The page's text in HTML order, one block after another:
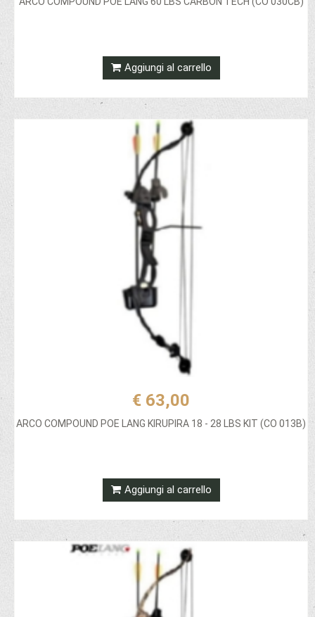
Aggiungi al carrello
€ 63,00
ARCO COMPOUND POE LANG KIRUPIRA 18 - 28 LBS KIT (CO 013B)
Aggiungi al carrello